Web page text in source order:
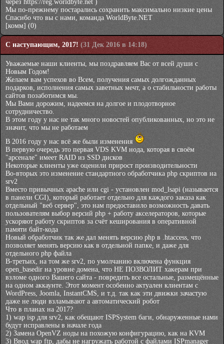
через https://reg.worldbyte.net )
Мы по-прежнему постарались сохранить максимально низкие цены
Спасибо что вы с нами, команда WorldByte.NET
[комм] (0)
С наступающим, 2017! (31 Дек 2016 в 14:18)
Уважаемые наши клиенты, мы поздравляем Вас от всей души с
Новым Годом!
Желаем вам успехов во Всем, получения самых долгожданных
подарков, исполнения самых заветных мечт, а о стабильности работы
сайтов позаботимся мы.
Мы Вами дорожим, надеемся на долгое и плодотворное
сотрудничество.
В этом году у нас не так много новостей опубликованных, но это не
значит, что мы не работаем
В 2016 году у нас всё же были изменения
В первую очередь это первая VDS KVM нода, которая в своём
"арсенале" имеет RAID из SSD дисков
Некоторые клиенты уже оценили прирост производительности
Во-вторых это изменение стандартного обработчика php скриптов на
srv2
Вместо привычных apache или cgi - установлен mod_lsapi (называется
в панели CGI), который работает отдельно для каждого заказа как
отдельный "веб сервер", это нам предоставило возможность давать
пользователям выбор версий php + работу акселераторов, которые
ускоряют работу скриптов за счёт кеширования в оперативной
памяти байт-кода
Новый обработчик так же дал менять версию php в .htaccess, что
позволяет менять версию как в отдельной папке, и даже для
отдельного php файла
В-третьих, на том же srv2, по умолчанию включена функция
open_basedir на уровне домена, что НЕ ПОЗВОЛИТ хакерам при
взломе одного Вашего сайта - повредить все остальные, размещённые
на одном аккаунте. Этот момент особенно актуален клиентам с
WordPress, Joomla, InstantCMS, и т.д. так как эти движки зачастую
даже не люди взламывают а автоматический робот
Что в планах на 2017?
1) wap isp для srv2, как обещают ISPSystem баги, обнаруженные нами
будут исправлены в начале года
2) Замена OpenVZ ноды на похожую конфигурацию, как на KVM
3) Ввод wap ftp, дабы не нагружать работой с файлами ISPmanager